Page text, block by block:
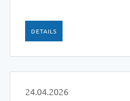
DETAILS
24.04.2026